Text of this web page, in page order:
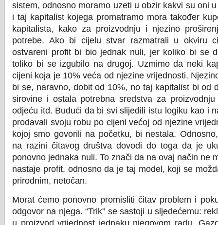
sistem, odnosno moramo uzeti u obzir kakvi su oni
i taj kapitalist kojega promatramo mora također
kapitalista, kako za proizvodnju i njezino
potrebe. Ako bi cijelu stvar razmatrali u okviru
ostvareni profit bi bio jednak nuli, jer koliko bi se
toliko bi se izgubilo na drugoj. Uzmimo da neki
cijeni koja je 10% veća od njezine vrijednosti.
bi se, naravno, dobit od 10%, no taj kapitalist bi od
sirovine i ostala potrebna sredstva za
odjeću itd. Budući da bi svi slijedili istu logiku kao i
prodavali svoju robu po cijeni većoj od njezine
kojoj smo govorili na početku, bi nestala.
na razini čitavog društva dovodi do toga da je
ponovno jednaka nuli. To znači da na ovaj način ne
nastaje profit, odnosno da je taj model, koji se
prirodnim, netočan.
Morat ćemo ponovno promisliti čitav problem i
odgovor na njega. “Trik” se sastoji u sljedećemu:
u proizvod vrijednost jednaku njegovom radu.